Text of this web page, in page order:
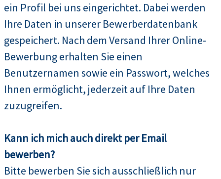
ein Profil bei uns eingerichtet. Dabei werden
Ihre Daten in unserer Bewerberdatenbank
gespeichert. Nach dem Versand Ihrer Online-
Bewerbung erhalten Sie einen
Benutzernamen sowie ein Passwort, welches
Ihnen ermöglicht, jederzeit auf Ihre Daten
zuzugreifen.
Kann ich mich auch direkt per Email
bewerben?
Bitte bewerben Sie sich ausschließlich nur